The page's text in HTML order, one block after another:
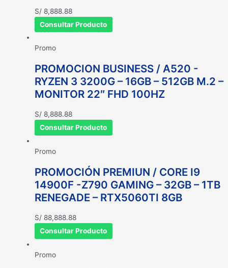
S/ 8,888.88
Consultar Producto
Promo
PROMOCION BUSINESS / A520 -
RYZEN 3 3200G – 16GB – 512GB M.2 –
MONITOR 22″ FHD 100HZ
S/ 8,888.88
Consultar Producto
Promo
PROMOCIÓN PREMIUN / CORE I9
14900F -Z790 GAMING – 32GB – 1TB
RENEGADE – RTX5060TI 8GB
S/ 88,888.88
Consultar Producto
Promo